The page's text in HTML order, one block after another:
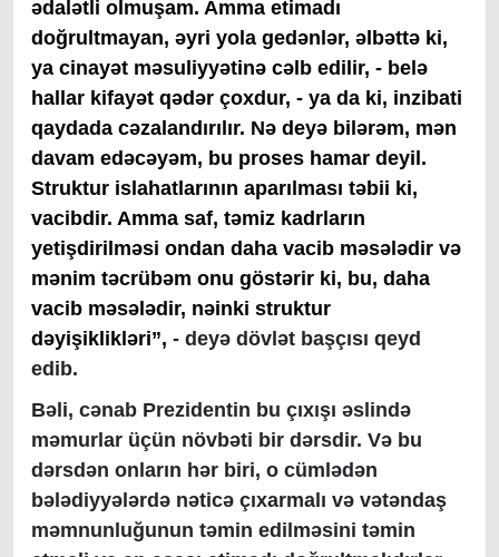
ədalətli olmuşam. Amma etimadı
doğrultmayan, əyri yola gedənlər, əlbəttə ki,
ya cinayət məsuliyyətinə cəlb edilir, - belə
hallar kifayət qədər çoxdur, - ya da ki, inzibati
qaydada cəzalandırılır. Nə deyə bilərəm, mən
davam edəcəyəm, bu proses hamar deyil.
Struktur islahatlarının aparılması təbii ki,
vacibdir. Amma saf, təmiz kadrların
yetişdirilməsi ondan daha vacib məsələdir və
mənim təcrübəm onu göstərir ki, bu, daha
vacib məsələdir, nəinki struktur
dəyişiklikləri”, - deyə dövlət başçısı qeyd
edib.
Bəli, cənab Prezidentin bu çıxışı əslində
məmurlar üçün növbəti bir dərsdir. Və bu
dərsdən onların hər biri, o cümlədən
bələdiyyələrdə nəticə çıxarmalı və vətəndaş
məmnunluğunun təmin edilməsini təmin